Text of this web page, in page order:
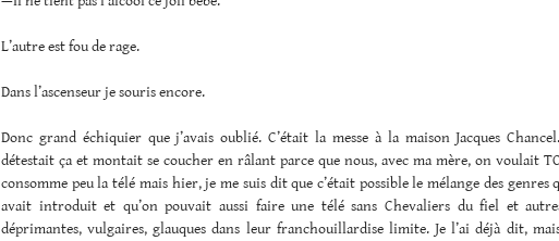
L’autre est fou de rage.
Dans l’ascenseur je souris encore.
Donc grand échiquier que j’avais oublié. C’était la messe à la maison Jacques
détestait ça et montait se coucher en râlant parce que nous, avec ma mère, on voulait
consomme peu la télé mais hier, je me suis dit que c’était possible le mélange des genres
avait introduit et qu’on pouvait aussi faire une télé sans Chevaliers du fiel et
déprimantes, vulgaires, glauques dans leur franchouillardise limite. Je l’ai déjà dit,